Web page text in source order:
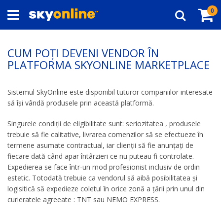
la
Conținut
0
Căutare
CUM POȚI DEVENI VENDOR ÎN
PLATFORMA SKYONLINE MARKETPLACE
Sistemul SkyOnline este disponibil tuturor companiilor interesate
să își vândă produsele prin această platformă.
Singurele condiții de eligibilitate sunt: seriozitatea , produsele
trebuie să fie calitative, livrarea comenzilor să se efectueze în
termene asumate contractual, iar clienții să fie anunțați de
fiecare dată când apar întârzieri ce nu puteau fi controlate.
Expedierea se face într-un mod profesionist inclusiv de ordin
estetic. Totodată trebuie ca vendorul să aibă posibilitatea și
logisitică să expedieze coletul în orice zonă a țării prin unul din
curieratele agreeate : TNT sau NEMO EXPRESS.